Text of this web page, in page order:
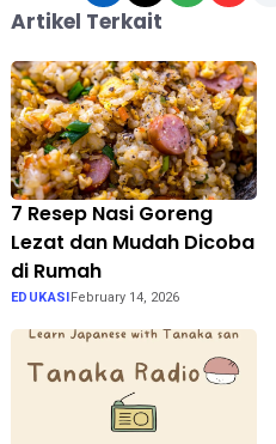
Artikel Terkait
7 Resep Nasi Goreng
Lezat dan Mudah Dicoba
di Rumah
EDUKASIFebruary 14, 2026